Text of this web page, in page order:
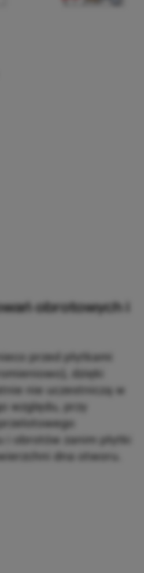
obrotowych i
przed płytkami
dzięki
nie uczestniczą w
względu, przy
obrotów zanim płytki
dna otworu.